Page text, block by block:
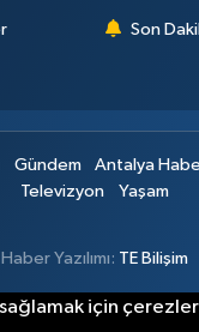
Son
Gündem Antalya
Televizyon
Yaşam
Haber Yazılımı: TE Bilişim
için